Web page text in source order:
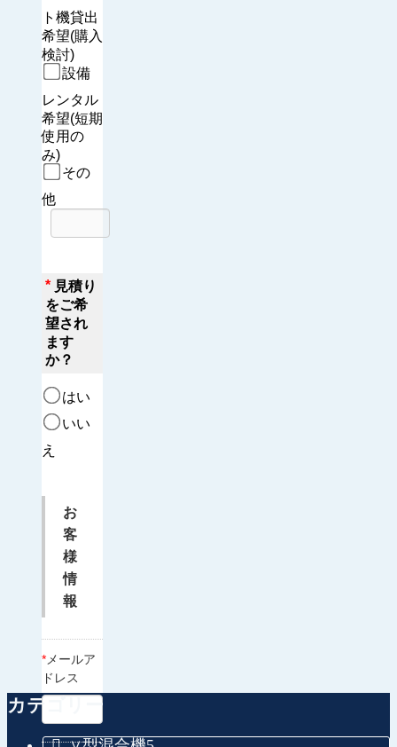
ト機貸出
希望(購入
検討)
設備
レンタル
希望(短期
使用の
み)
その
他
* 見積り
をご希
望され
ます
か？
はい
いい
え
お
客
様
情
報
*メールア
ドレス
カテゴリー